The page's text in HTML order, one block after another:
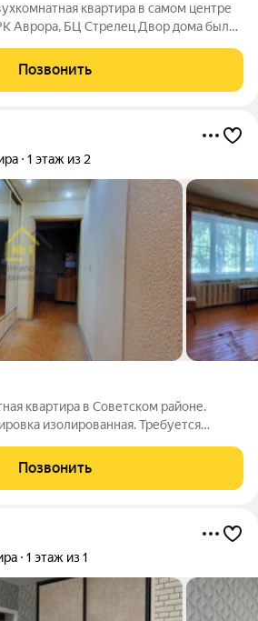
квартира в самом центре
Аврора, БЦ Стрелец Двор дома был
общей площадью 44 кв.м.,
сделать
Позвонить
1 этаж из 2
квартира в Советском районе.
изолированная. Требуется
купе. Санузел совмещен. Квартира
Позвонить
1 этаж из 1